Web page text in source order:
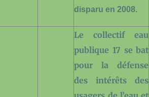
disparu en 2008.
Le collectif eau
publique 17 se bat
pour la défense
des intérêts des